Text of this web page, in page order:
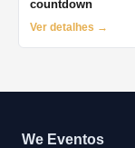
countdown
Ver detalhes →
We Eventos